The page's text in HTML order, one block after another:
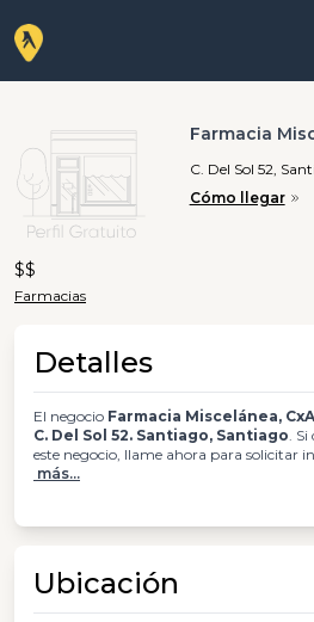
Farmacia
C. Del Sol 52,
Cómo llegar
$$
Farmacias
Detalles
El negocio Farmacia Miscelánea, CxA
C. Del Sol 52. Santiago, Santiago. Si
este negocio, llame ahora para solicitar
más...
Ubicación